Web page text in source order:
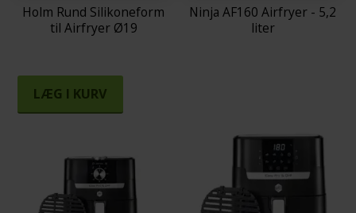
Holm Rund Silikoneform
til Airfryer Ø19
LÆG I KURV
Ninja AF160 Airfryer - 5,2
liter